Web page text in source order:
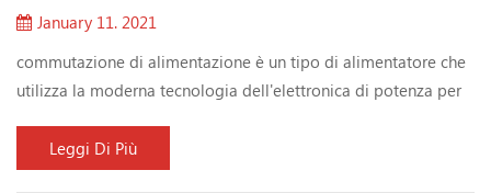
January 11. 2021
commutazione di alimentazione è un tipo di alimentatore che
utilizza la moderna tecnologia dell'elettronica di potenza per
mantenere una tensione di uscita stabile. gli alimentatori
switching sono generalmente composti da modulazione di
Leggi Di Più